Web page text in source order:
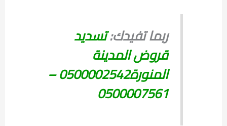
ربما تفيدك:تسديد
قروض المدينة
المنورة0500002542 –
0500007561